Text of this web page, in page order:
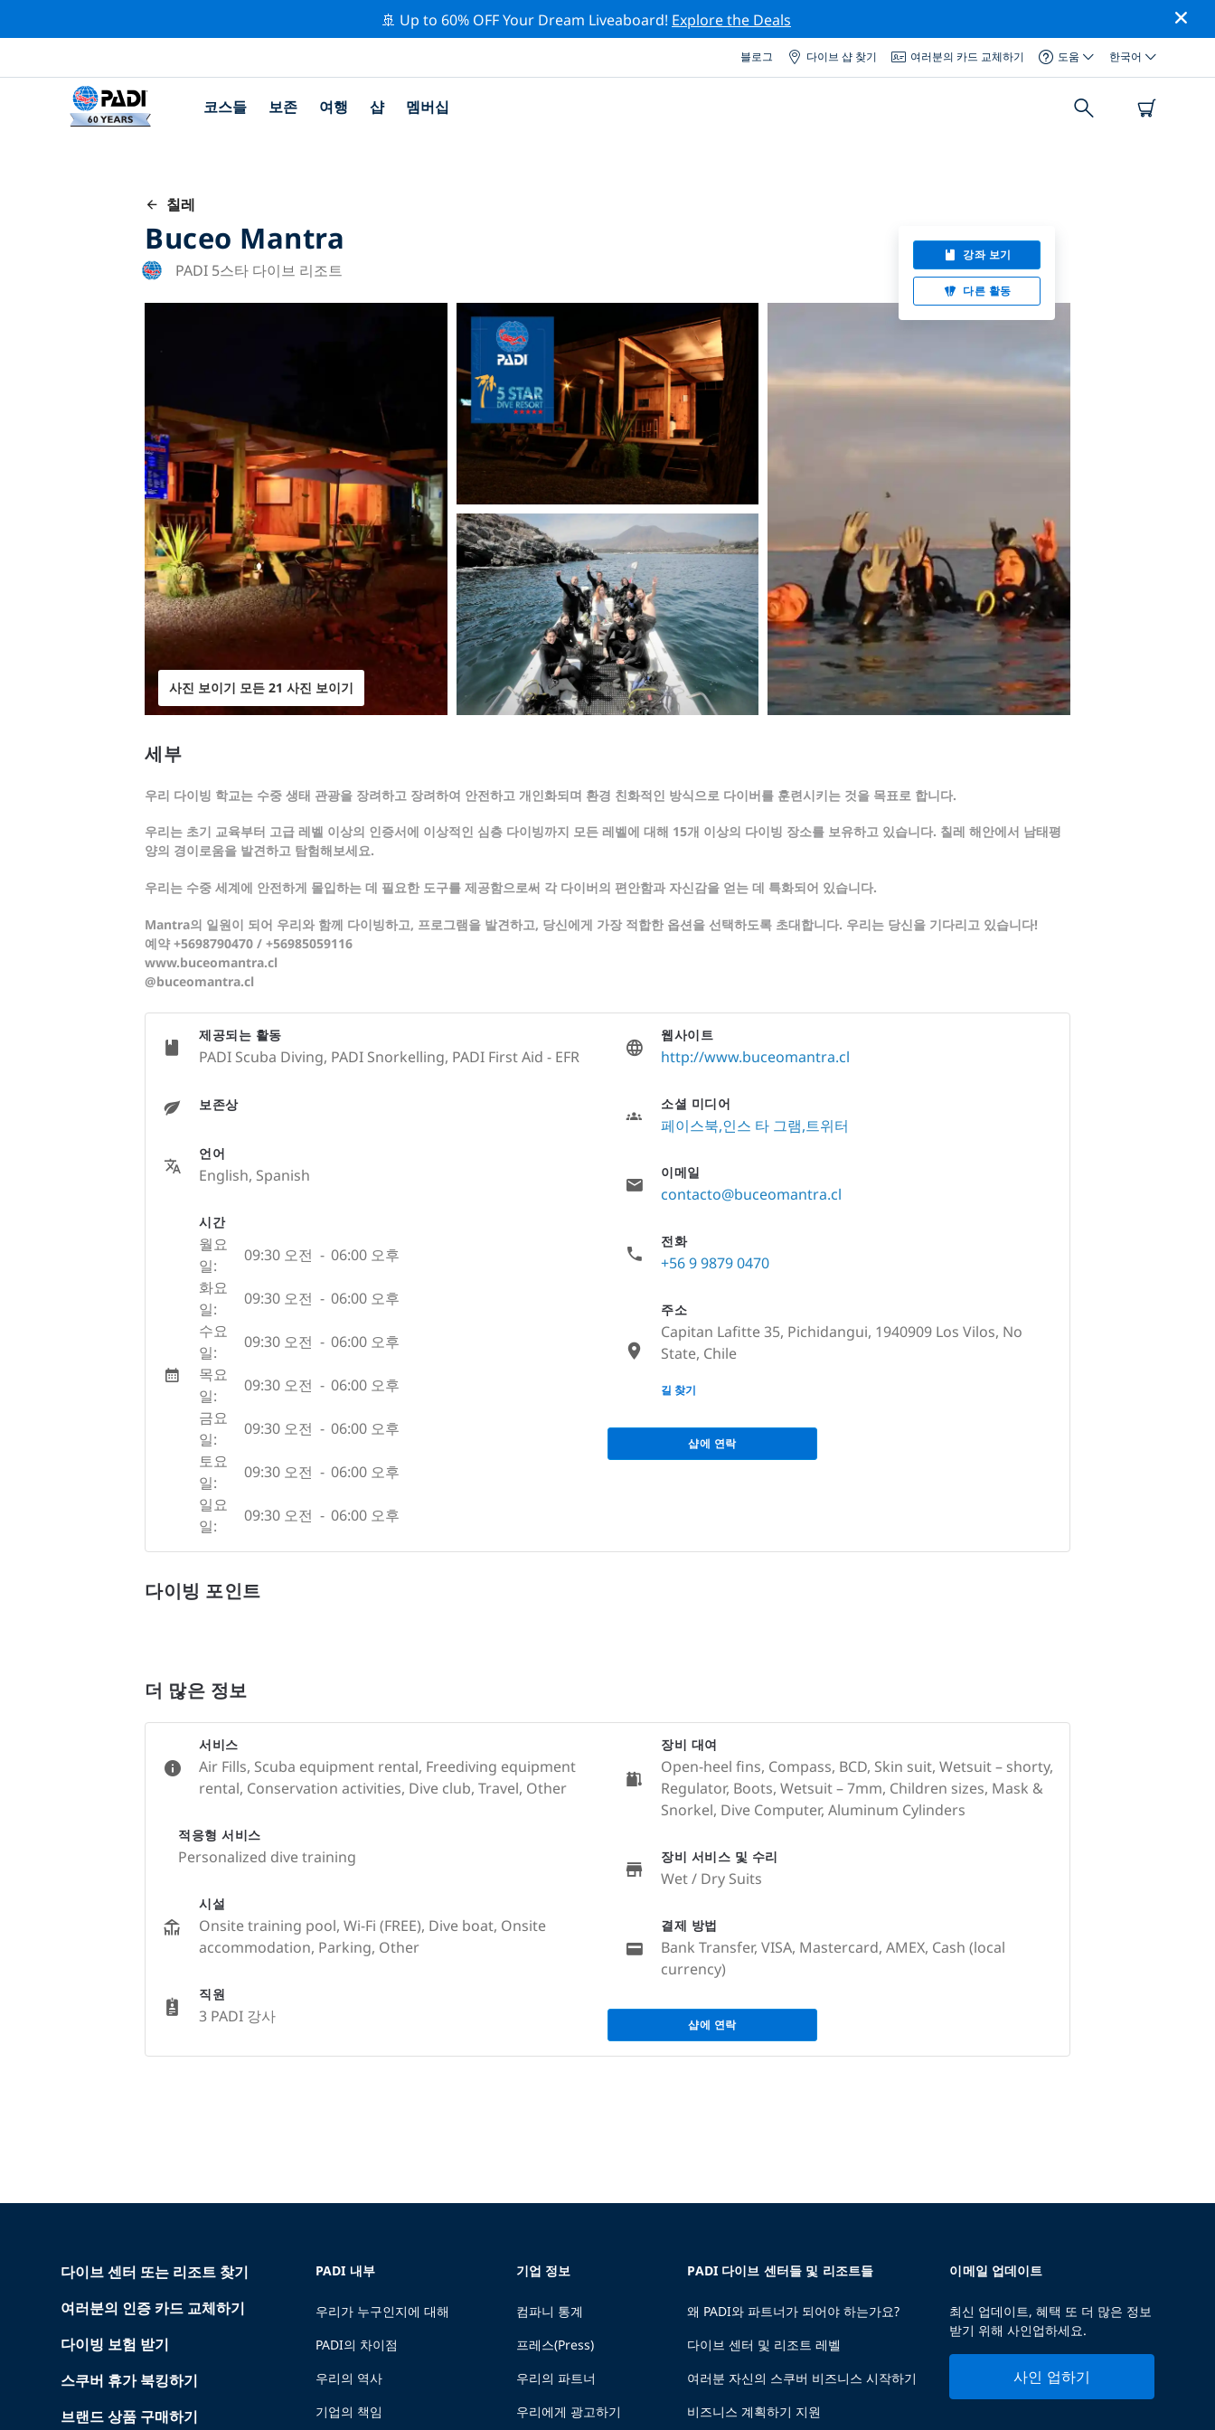
🚢 Up to 60% OFF Your Dream Liveaboard! Explore the Deals
블로그 다이브 샵 찾기 여러분의 카드 교체하기 도움 한국어
코스들 보존 여행 샵 멤버십
칠레
Buceo Mantra
PADI 5스타 다이브 리조트
강좌 보기
다른 활동
사진 보이기 모든 21 사진 보이기
세부
우리 다이빙 학교는 수중 생태 관광을 장려하고 장려하여 안전하고 개인화되며 환경 친화적인 방식으로 다이버를 훈련시키는 것을 목표로 합니다.
우리는 초기 교육부터 고급 레벨 이상의 인증서에 이상적인 심층 다이빙까지 모든 레벨에 대해 15개 이상의 다이빙 장소를 보유하고 있습니다. 칠레 해안에서 남태평
양의 경이로움을 발견하고 탐험해보세요.
우리는 수중 세계에 안전하게 몰입하는 데 필요한 도구를 제공함으로써 각 다이버의 편안함과 자신감을 얻는 데 특화되어 있습니다.
Mantra의 일원이 되어 우리와 함께 다이빙하고, 프로그램을 발견하고, 당신에게 가장 적합한 옵션을 선택하도록 초대합니다. 우리는 당신을 기다리고 있습니다!
예약 +5698790470 / +56985059116
www.buceomantra.cl
@buceomantra.cl
제공되는 활동
PADI Scuba Diving, PADI Snorkelling, PADI First Aid - EFR
보존상
언어
English, Spanish
시간
월요
일:
09:30 오전 - 06:00 오후
화요
일:
09:30 오전 - 06:00 오후
수요
일:
09:30 오전 - 06:00 오후
목요
일:
09:30 오전 - 06:00 오후
금요
일:
09:30 오전 - 06:00 오후
토요
일:
09:30 오전 - 06:00 오후
일요
일:
09:30 오전 - 06:00 오후
웹사이트
http://www.buceomantra.cl
소셜 미디어
페이스북 인스 타 그램 트위터
이메일
contacto@buceomantra.cl
전화
+56 9 9879 0470
주소
Capitan Lafitte 35, Pichidangui, 1940909 Los Vilos, No
State, Chile
None
길 찾기
샵에 연락
다이빙 포인트
더 많은 정보
서비스
Air Fills, Scuba equipment rental, Freediving equipment
rental, Conservation activities, Dive club, Travel, Other
적응형 서비스
Personalized dive training
시설
Onsite training pool, Wi-Fi (FREE), Dive boat, Onsite
accommodation, Parking, Other
직원
3 PADI 강사
장비 대여
Open-heel fins, Compass, BCD, Skin suit, Wetsuit – shorty,
Regulator, Boots, Wetsuit – 7mm, Children sizes, Mask &
Snorkel, Dive Computer, Aluminum Cylinders
장비 서비스 및 수리
Wet / Dry Suits
결제 방법
Bank Transfer, VISA, Mastercard, AMEX, Cash (local
currency)
샵에 연락
다이브 센터 또는 리조트 찾기
여러분의 인증 카드 교체하기
다이빙 보험 받기
스쿠버 휴가 북킹하기
브랜드 상품 구매하기
PADI 내부
우리가 누구인지에 대해
PADI의 차이점
우리의 역사
기업의 책임
기업 정보
컴파니 통계
프레스(Press)
우리의 파트너
우리에게 광고하기
PADI 다이브 센터들 및 리조트들
왜 PADI와 파트너가 되어야 하는가요?
다이브 센터 및 리조트 레벨
여러분 자신의 스쿠버 비즈니스 시작하기
비즈니스 계획하기 지원
이메일 업데이트
최신 업데이트, 혜택 또 더 많은 정보
받기 위해 사인업하세요.
사인 업하기